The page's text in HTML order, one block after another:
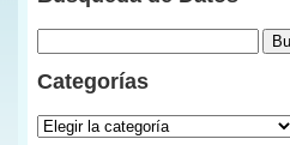
Índice
Novedades
Sitios Relacionados
Categorías
Categorías